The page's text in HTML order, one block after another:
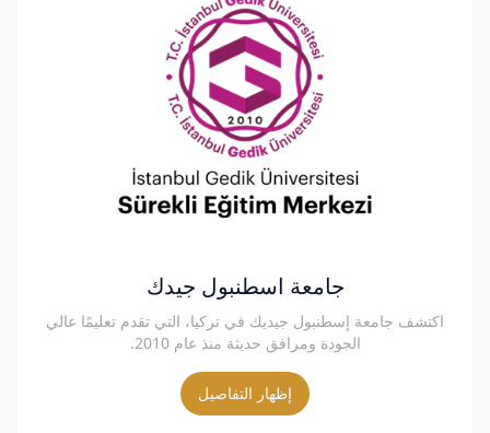
جامعة اسطنبول جيدك
اكتشف جامعة إسطنبول جيديك في تركيا، التي تقدم تعليمًا عالي
الجودة ومرافق حديثة منذ عام 2010.
إظهار التفاصيل